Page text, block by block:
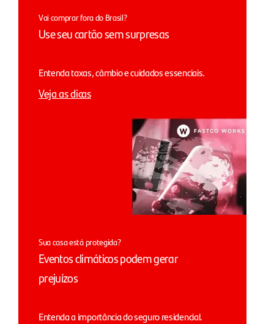
Vai comprar fora do Brasil?
Use seu cartão sem surpresas
Entenda taxas, câmbio e cuidados essenciais.
Veja as dicas
Sua casa está protegida?
Eventos climáticos podem gerar
prejuízos
Entenda a importância do seguro residencial.